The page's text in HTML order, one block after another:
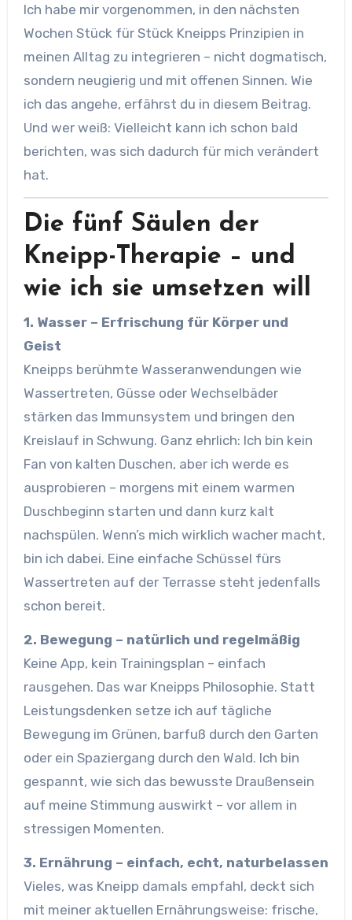
Ich habe mir vorgenommen, in den nächsten
Wochen Stück für Stück Kneipps Prinzipien in
meinen Alltag zu integrieren – nicht dogmatisch,
sondern neugierig und mit offenen Sinnen. Wie
ich das angehe, erfährst du in diesem Beitrag.
Und wer weiß: Vielleicht kann ich schon bald
berichten, was sich dadurch für mich verändert
hat.
Die fünf Säulen der
Kneipp-Therapie – und
wie ich sie umsetzen will
1. Wasser – Erfrischung für Körper und
Geist
Kneipps berühmte Wasseranwendungen wie
Wassertreten, Güsse oder Wechselbäder
stärken das Immunsystem und bringen den
Kreislauf in Schwung. Ganz ehrlich: Ich bin kein
Fan von kalten Duschen, aber ich werde es
ausprobieren – morgens mit einem warmen
Duschbeginn starten und dann kurz kalt
nachspülen. Wenn’s mich wirklich wacher macht,
bin ich dabei. Eine einfache Schüssel fürs
Wassertreten auf der Terrasse steht jedenfalls
schon bereit.
2. Bewegung – natürlich und regelmäßig
Keine App, kein Trainingsplan – einfach
rausgehen. Das war Kneipps Philosophie. Statt
Leistungsdenken setze ich auf tägliche
Bewegung im Grünen, barfuß durch den Garten
oder ein Spaziergang durch den Wald. Ich bin
gespannt, wie sich das bewusste Draußensein
auf meine Stimmung auswirkt – vor allem in
stressigen Momenten.
3. Ernährung – einfach, echt, naturbelassen
Vieles, was Kneipp damals empfahl, deckt sich
mit meiner aktuellen Ernährungsweise: frische,